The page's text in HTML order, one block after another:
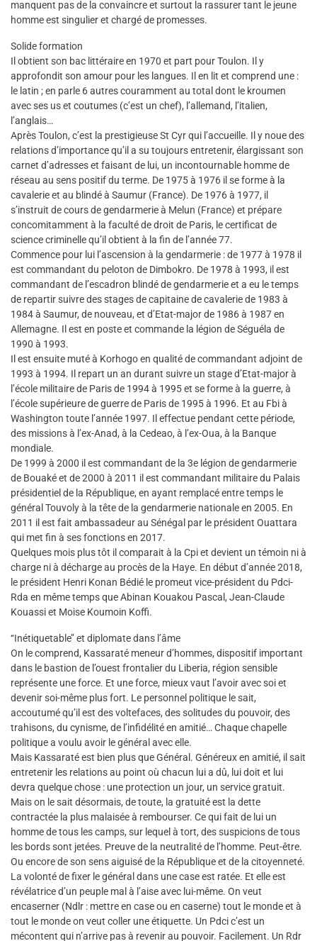
manquent pas de la convaincre et surtout la rassurer tant le jeune
homme est singulier et chargé de promesses.
Solide formation
Il obtient son bac littéraire en 1970 et part pour Toulon. Il y
approfondit son amour pour les langues. Il en lit et comprend une :
le latin ; en parle 6 autres couramment au total dont le kroumen
avec ses us et coutumes (c’est un chef), l’allemand, l’italien,
l’anglais…
Après Toulon, c’est la prestigieuse St Cyr qui l’accueille. Il y noue des
relations d’importance qu’il a su toujours entretenir, élargissant son
carnet d’adresses et faisant de lui, un incontournable homme de
réseau au sens positif du terme. De 1975 à 1976 il se forme à la
cavalerie et au blindé à Saumur (France). De 1976 à 1977, il
s’instruit de cours de gendarmerie à Melun (France) et prépare
concomitamment à la faculté de droit de Paris, le certificat de
science criminelle qu’il obtient à la fin de l’année 77.
Commence pour lui l’ascension à la gendarmerie : de 1977 à 1978 il
est commandant du peloton de Dimbokro. De 1978 à 1993, il est
commandant de l’escadron blindé de gendarmerie et a eu le temps
de repartir suivre des stages de capitaine de cavalerie de 1983 à
1984 à Saumur, de nouveau, et d’Etat-major de 1986 à 1987 en
Allemagne. Il est en poste et commande la légion de Séguéla de
1990 à 1993.
Il est ensuite muté à Korhogo en qualité de commandant adjoint de
1993 à 1994. Il repart un an durant suivre un stage d’Etat-major à
l’école militaire de Paris de 1994 à 1995 et se forme à la guerre, à
l’école supérieure de guerre de Paris de 1995 à 1996. Et au Fbi à
Washington toute l’année 1997. Il effectue pendant cette période,
des missions à l’ex-Anad, à la Cedeao, à l’ex-Oua, à la Banque
mondiale.
De 1999 à 2000 il est commandant de la 3e légion de gendarmerie
de Bouaké et de 2000 à 2011 il est commandant militaire du Palais
présidentiel de la République, en ayant remplacé entre temps le
général Touvoly à la tête de la gendarmerie nationale en 2005. En
2011 il est fait ambassadeur au Sénégal par le président Ouattara
qui met fin à ses fonctions en 2017.
Quelques mois plus tôt il comparait à la Cpi et devient un témoin ni à
charge ni à décharge au procès de la Haye. En début d’année 2018,
le président Henri Konan Bédié le promeut vice-président du Pdci-
Rda en même temps que Abinan Kouakou Pascal, Jean-Claude
Kouassi et Moise Koumoin Koffi.
‘‘Inétiquetable’’ et diplomate dans l’âme
On le comprend, Kassaraté meneur d’hommes, dispositif important
dans le bastion de l’ouest frontalier du Liberia, région sensible
représente une force. Et une force, mieux vaut l’avoir avec soi et
devenir soi-même plus fort. Le personnel politique le sait,
accoutumé qu’il est des voltefaces, des solitudes du pouvoir, des
trahisons, du cynisme, de l’infidélité en amitié… Chaque chapelle
politique a voulu avoir le général avec elle.
Mais Kassaraté est bien plus que Général. Généreux en amitié, il sait
entretenir les relations au point où chacun lui a dû, lui doit et lui
devra quelque chose : une protection un jour, un service gratuit.
Mais on le sait désormais, de toute, la gratuité est la dette
contractée la plus malaisée à rembourser. Ce qui fait de lui un
homme de tous les camps, sur lequel à tort, des suspicions de tous
les bords sont jetées. Preuve de la neutralité de l’homme. Peut-être.
Ou encore de son sens aiguisé de la République et de la citoyenneté.
La volonté de fixer le général dans une case est ratée. Et elle est
révélatrice d’un peuple mal à l’aise avec lui-même. On veut
encaserner (Ndlr : mettre en case ou en caserne) tout le monde et à
tout le monde on veut coller une étiquette. Un Pdci c’est un
mécontent qui n’arrive pas à revenir au pouvoir. Facilement. Un Rdr